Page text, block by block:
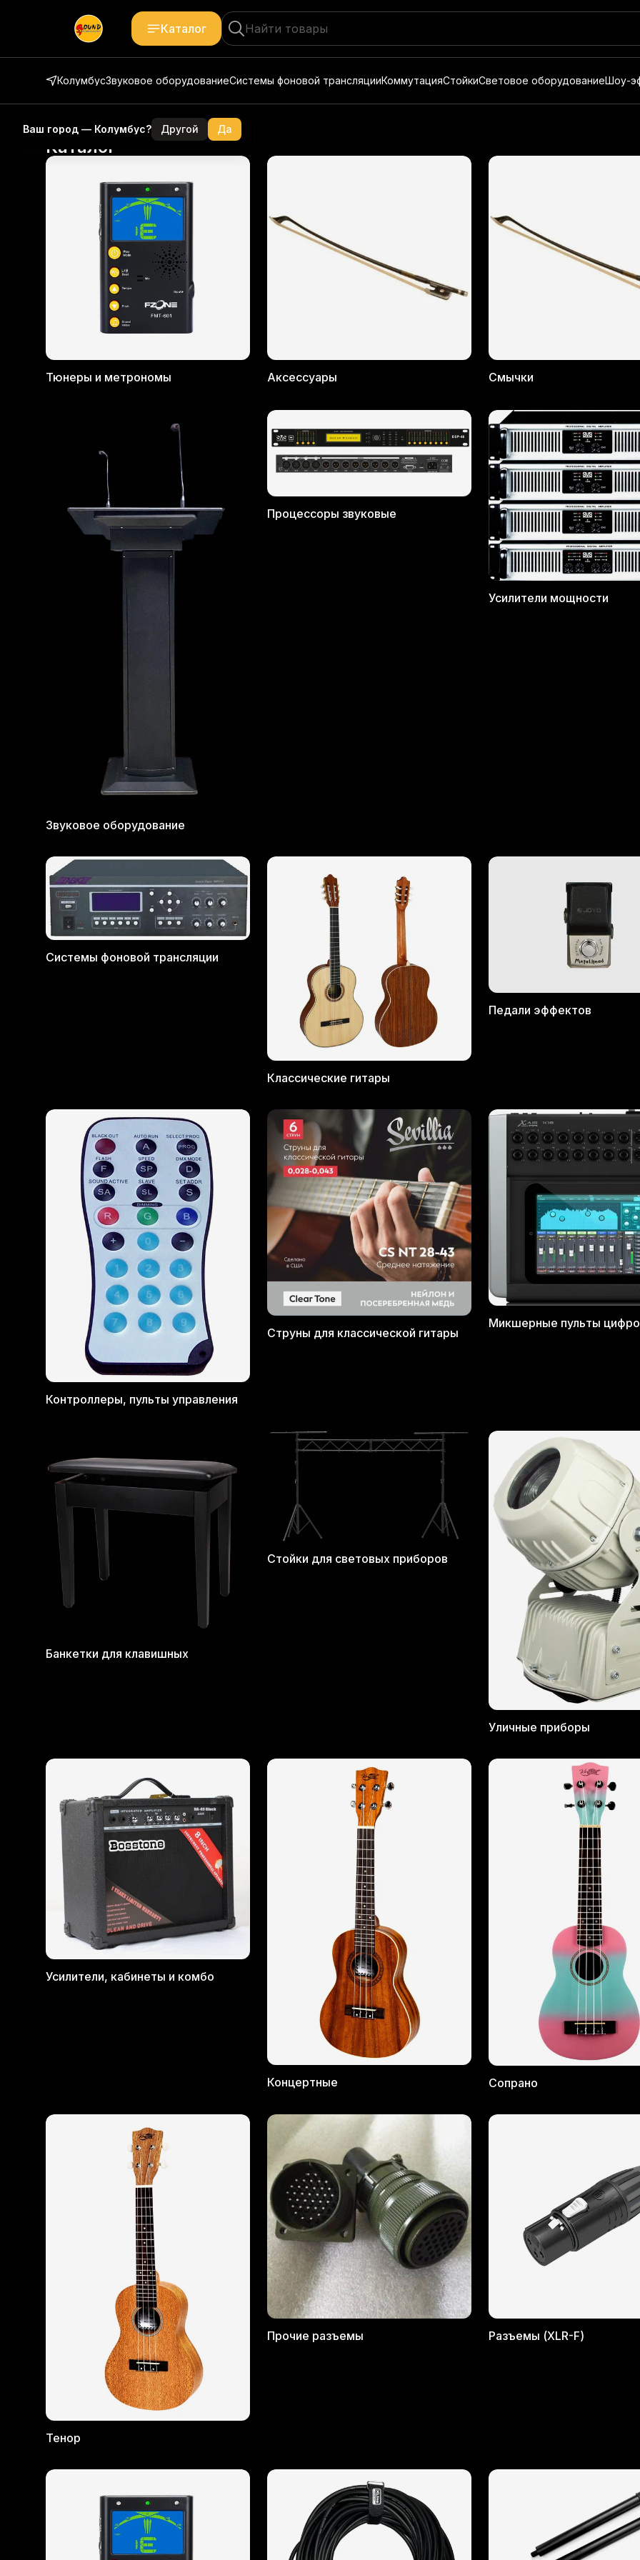
Каталог
КолумбусЗвуковое оборудованиеСистемы фоновой трансляцииКоммутацияСтойкиСветовое оборудованиеШоу-
Каталог
Тюнеры и метрономы Аксессуары Смычки
Звуковое оборудование
Процессоры звуковые
Усилители мощности
Системы фоновой трансляции
Классические гитары
Педали эффектов
Контроллеры, пульты управления
Струны для классической гитары
Микшерные пульты
Банкетки для клавишных
Стойки для световых приборов
Уличные приборы
Усилители, кабинеты и комбо
Концертные Сопрано
Тенор
Прочие разъемы Разъемы (XLR-F)
Ваш город — Колумбус? Другой Да